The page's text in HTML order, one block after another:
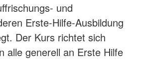
und
Erste-Hilfe-Ausbildung
Der Kurs richtet sich
alle generell an Erste Hilfe